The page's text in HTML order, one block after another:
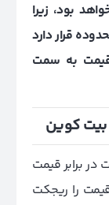
بود، زیرا
2017 در این محدوده قرار دارد
به سمت
بیت کوین
برابر قیمت
را ریجکت